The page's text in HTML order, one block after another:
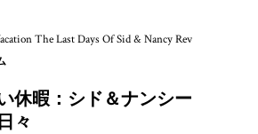
休暇：シド＆ナンシー、最
々